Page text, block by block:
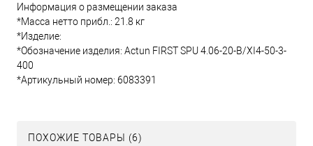
Информация о размещении заказа
*Масса нетто прибл.: 21.8 кг
*Изделие:
*Обозначение изделия: Actun FIRST SPU 4.06-20-B/XI4-50-3-
400
*Артикульный номер: 6083391
ПОХОЖИЕ ТОВАРЫ (6)